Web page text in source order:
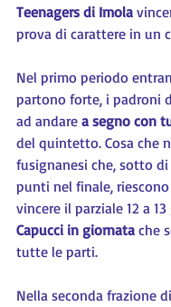
Teenagers di Imola
prova di carattere in un
Nel primo periodo
partono forte, i padroni
ad andare a segno con
del quintetto. Cosa che
fusignanesi che, sotto
punti nel finale,
vincere il parziale 12 a
Capucci in giornata che
tutte le parti.
Nella seconda frazione